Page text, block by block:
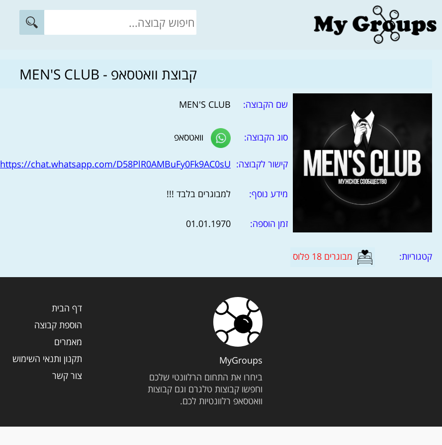
קבוצת וואטסאפ - MEN'S CLUB
שם הקבוצה:
סוג הקבוצה: וואטסאפ
קישור לקבוצה: https://chat.whatsapp.com/D58PlR0AMBuFy0Fk9AC0sU
מידע נוסף: למבוגרים בלבד !!!
זמן הוספה:
קטגוריות: מבוגרים 18 פלוס
MyGroups
ביחרו את התחום הרלוונטי שלכם
וחפשו קבוצות טלגרם וגם קבוצות
וואטסאפ רלוונטיות לכם.
דף הבית
הוספת קבוצה
מאמרים
תקנון ותנאי השימוש
צור קשר